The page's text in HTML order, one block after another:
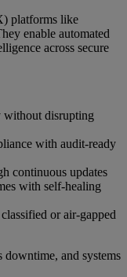
platforms like
enable automated
across secure
without disrupting
with audit-ready
continuous updates
with self-healing
or air-gapped
downtime, and systems